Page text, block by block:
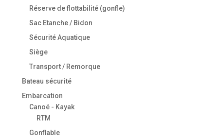
Réserve de flottabilité (gonfle)
Sac Etanche / Bidon
Sécurité Aquatique
Siège
Transport / Remorque
Bateau sécurité
Embarcation
Canoë - Kayak
RTM
Gonflable